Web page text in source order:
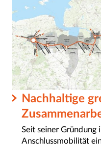
Nachhaltige
Seit seiner Gründung
Anschlussmobilität